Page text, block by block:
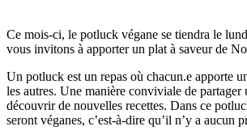
Ce mois-ci, le potluck végane se tiendra le
vous invitons à apporter un plat à saveur de
Un potluck est un repas où chacun.e apporte
les autres. Une manière conviviale de partager
découvrir de nouvelles recettes. Dans ce
seront véganes, c’est-à-dire qu’il n’y a aucun